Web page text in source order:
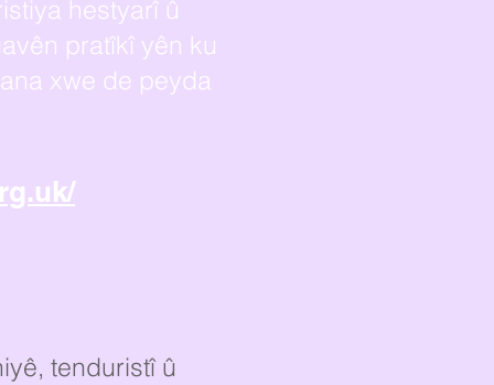
hestyarî û
pratîkî yên ku
xwe de peyda
tenduristî û